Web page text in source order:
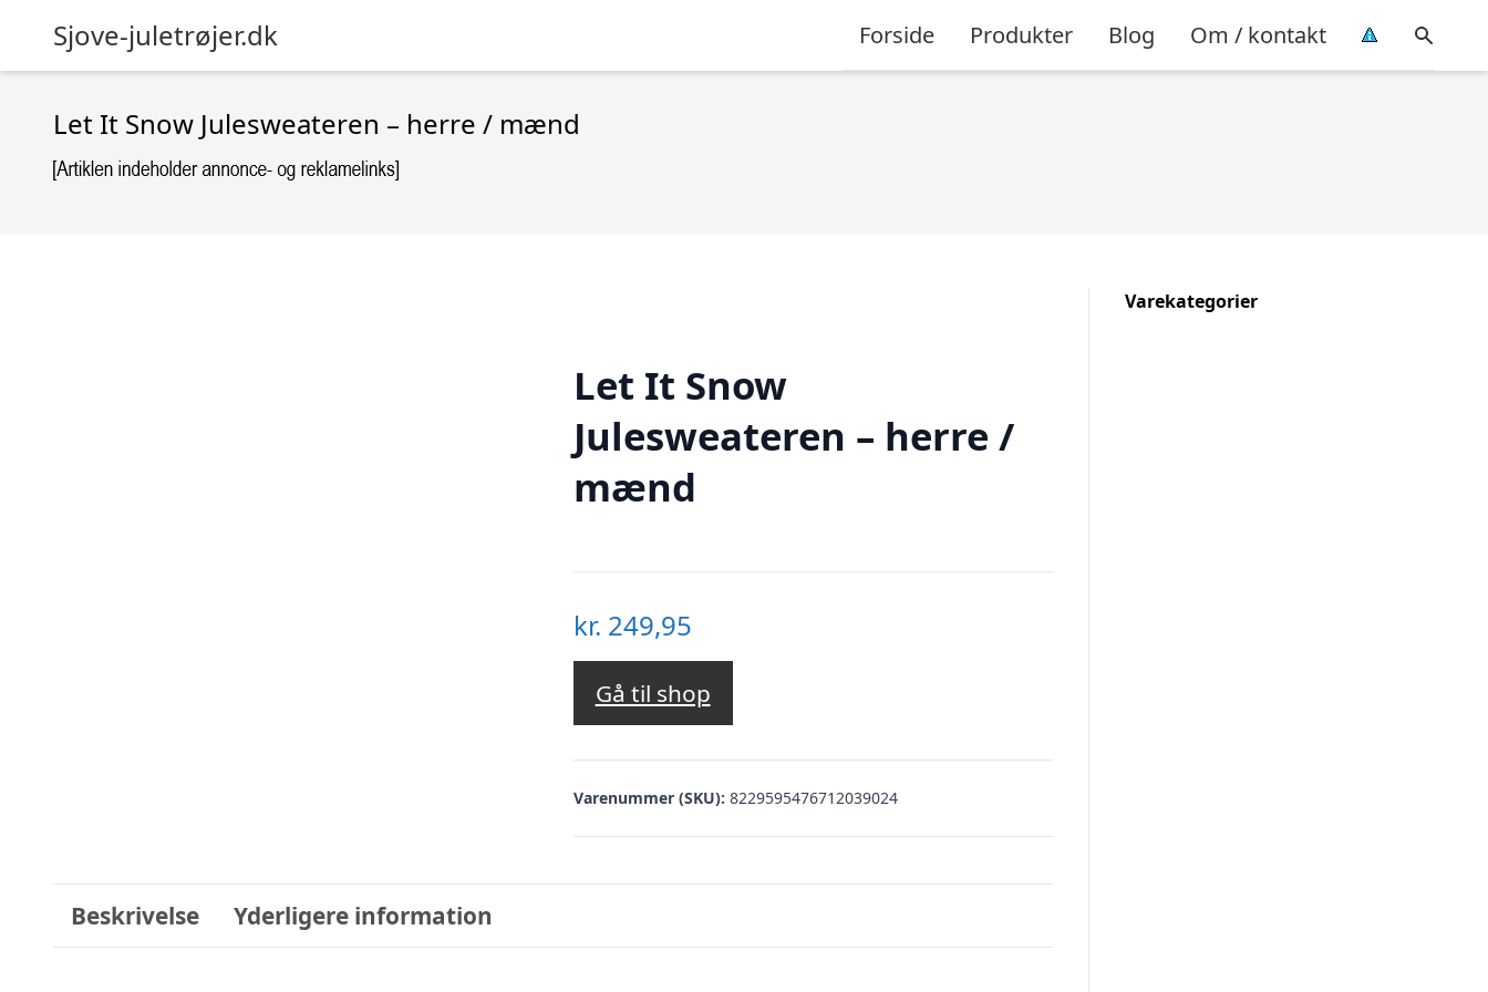
Sjove-juletrøjer.dk Forside Produkter Blog Om / kontakt
Let It Snow Julesweateren – herre / mænd
Let It Snow
Julesweateren – herre /
mænd
kr. 249,95
Gå til shop
Varenummer (SKU): 8229595476712039024
Beskrivelse Yderligere information
Varekategorier